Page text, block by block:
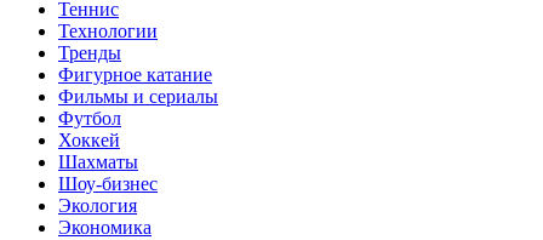
Теннис
Технологии
Тренды
Фигурное катание
Фильмы и сериалы
Футбол
Хоккей
Шахматы
Шоу-бизнес
Экология
Экономика